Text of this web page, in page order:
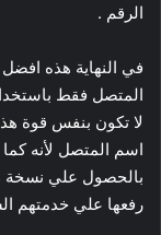
الرقم .
في النهاية هذه
المتصل فقط
لا تكون بنفس قوة
اسم المتصل لأنه
بالحصول علي نسخة
رفعها علي خدمتهم